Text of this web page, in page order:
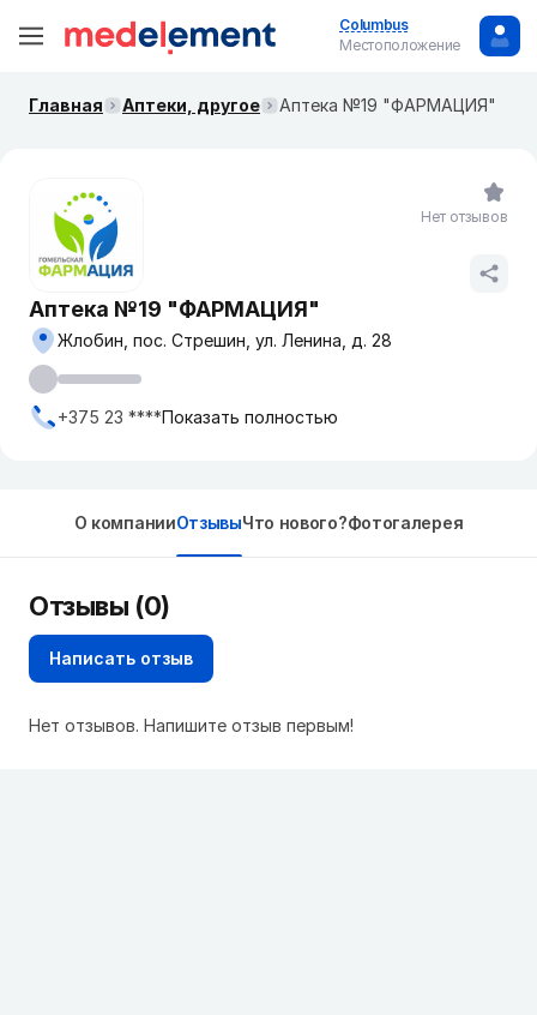
Columbus
Местоположение
Главная Аптеки, другое Аптека №19 "ФАРМАЦИЯ"
Аптека №19 "ФАРМАЦИЯ"
Жлобин, пос. Стрешин, ул. Ленина, д. 28
+375 23 ****Показать полностью
Нет отзывов
О компанииОтзывыЧто нового?Фотогалерея
Отзывы (0)
Написать отзыв
Нет отзывов. Напишите отзыв первым!